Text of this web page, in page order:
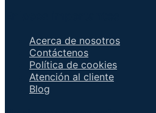
Acerca de nosotros
Contáctenos
Política de cookies
Atención al cliente
Blog